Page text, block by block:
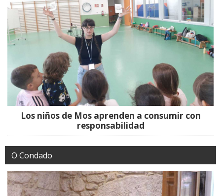
Los niños de Mos aprenden a consumir con
responsabilidad
O Condado